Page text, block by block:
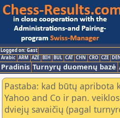
Logged on: Gast
Arabic ARM AZE BIH BUL CAT CHN CRO CZE
Pradinis Turnyrų duomenų bazė
Pastaba: kad būtų apribota
Yahoo and Co ir pan.
dviejų savaičių (pagal